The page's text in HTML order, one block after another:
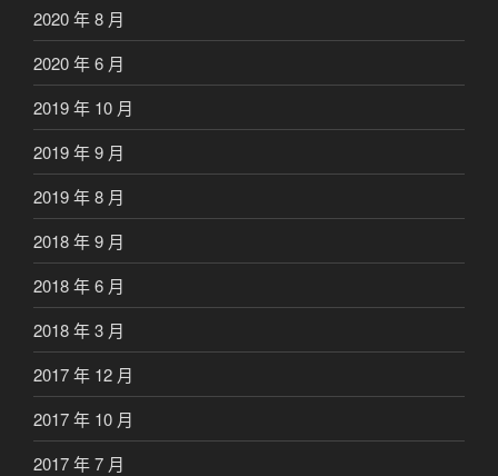
2020 年 8 月
2020 年 6 月
2019 年 10 月
2019 年 9 月
2019 年 8 月
2018 年 9 月
2018 年 6 月
2018 年 3 月
2017 年 12 月
2017 年 10 月
2017 年 7 月